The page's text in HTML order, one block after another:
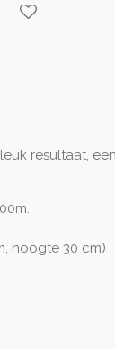
resultaat,
hoogte 30 cm)